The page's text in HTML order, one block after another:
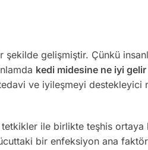
şekilde gelişmiştir. Çünkü
kedi midesine ne iyi gelir
ve iyileşmeyi destekleyici
tetkikler ile birlikte teşhis
bir enfeksiyon ana